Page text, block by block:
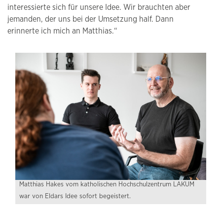
interessierte sich für unsere Idee. Wir brauchten aber
jemanden, der uns bei der Umsetzung half. Dann
erinnerte ich mich an Matthias.“
Matthias Hakes vom katholischen Hochschulzentrum LAKUM
war von Eldars Idee sofort begeistert.